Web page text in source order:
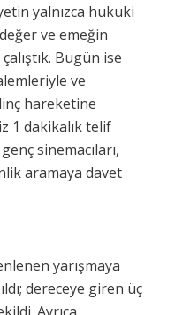
yalnızca hukuki
ve emeğin
Bugün ise
ve
hareketine
1 dakikalık telif
sinemacıları,
aramaya davet
yarışmaya
dereceye giren üç